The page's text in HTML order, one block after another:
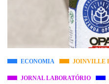
ECONOMIA JOINVILLE
JORNAL LABORATÓRIO